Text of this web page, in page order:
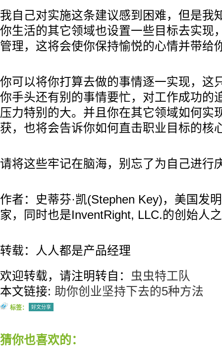
我自己对实施这条建议感到困难，但是我
你生活的其它领域也设置一些目标去实现
管理，这将会使你保持愉悦的心情并带给
你可以将你打算去做的事情逐一实现，这
你手头还有别的事情要忙，对工作成功的
压力特别的大。并且你在其它领域如何实
获，也将会告诉你如何直击职业目标的核
请将这些牢记在脑海，别忘了为自己进行
作者：史蒂芬·凯(Stephen Key)，美国发
家，同时也是InventRight, LLC.的创始人
转载：人人都是产品经理
欢迎转载，请注明转自：
虫虫特工队
本文链接: 助你创业坚持下去的5种方法
标签： 好文分享
猜你也喜欢的：